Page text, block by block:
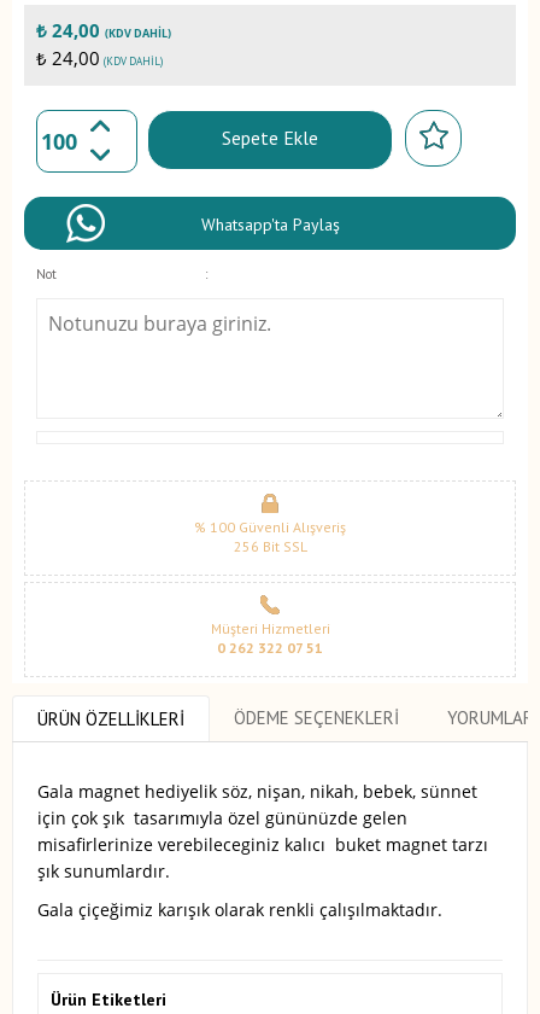
₺ 24,00 (KDV DAHIL)
₺ 24,00 (KDV DAHIL)
Sepete Ekle
Whatsapp'ta Paylaş
Not :
% 100 Güvenli Alışveriş
256 Bit SSL
Müşteri Hizmetleri
0 262 322 07 51
ÜRÜN ÖZELLIKLERI ÖDEME SEÇENEKLERI YORUMLAR
Gala magnet hediyelik söz, nişan, nikah, bebek, sünnet
için çok şık tasarımıyla özel gününüzde gelen
misafirlerinize verebileceginiz kalıcı buket magnet tarzı
şık sunumlardır.
Gala çiçeğimiz karışık olarak renkli çalışılmaktadır.
Ürün Etiketleri